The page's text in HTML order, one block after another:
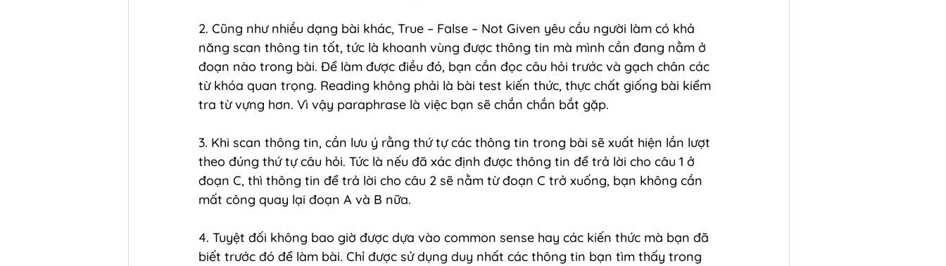
2. Cũng như nhiều dạng bài khác, True – False – Not Given yêu cầu người làm có khả
năng scan thông tin tốt, tức là khoanh vùng được thông tin mà mình cần đang nằm ở
đoạn nào trong bài. Để làm được điều đó, bạn cần đọc câu hỏi trước và gạch chân các
từ khóa quan trọng. Reading không phải là bài test kiến thức, thực chất giống bài kiểm
tra từ vựng hơn. Vì vậy paraphrase là việc bạn sẽ chắn chắn bắt gặp.
3. Khi scan thông tin, cần lưu ý rằng thứ tự các thông tin trong bài sẽ xuất hiện lần lượt
theo đúng thứ tự câu hỏi. Tức là nếu đã xác định được thông tin để trả lời cho câu 1 ở
đoạn C, thì thông tin để trả lời cho câu 2 sẽ nằm từ đoạn C trở xuống, bạn không cần
mất công quay lại đoạn A và B nữa.
4. Tuyệt đối không bao giờ được dựa vào common sense hay các kiến thức mà bạn đã
biết trước đó để làm bài. Chỉ được sử dụng duy nhất các thông tin bạn tìm thấy trong